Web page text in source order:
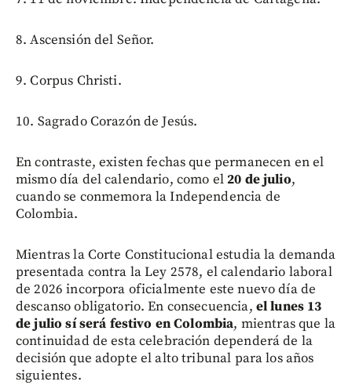
8. Ascensión del Señor.
9. Corpus Christi.
10. Sagrado Corazón de Jesús.
En contraste, existen fechas que permanecen en el
mismo día del calendario, como el20 de julio,
cuando se conmemora la Independencia de
Colombia.
Mientras la Corte Constitucional estudia la demanda
presentada contra la Ley 2578, el calendario laboral
de 2026 incorpora oficialmente este nuevo día de
descanso obligatorio. En consecuencia, el lunes 13
de julio sí será festivo en Colombia, mientras que la
continuidad de esta celebración dependerá de la
decisión que adopte el alto tribunal para los años
siguientes.